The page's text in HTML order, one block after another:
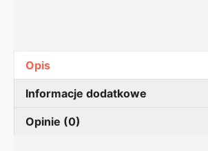
Opis
Informacje dodatkowe
Opinie (0)